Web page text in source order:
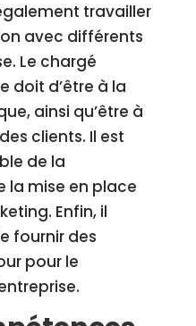
travailler
avec différents
Le chargé
doit d’être à la
ainsi qu’être à
clients. Il est
de la
mise en place
Enfin, il
fournir des
pour le